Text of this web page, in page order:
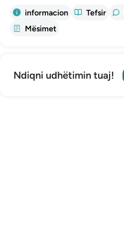
informacion Tefsir
Mësimet
Ndiqni udhëtimin tuaj!